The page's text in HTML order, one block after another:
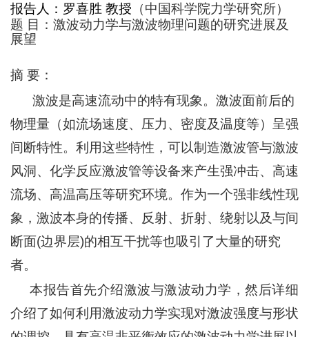
报告人： 罗喜胜 教授 （中国科学院力学研究所）
题 目：激波动力学与激波物理问题的研究进展及
展望
摘 要：
激波是高速流动中的特有现象。激波面前后的
物理量（如流场速度、压力、密度及温度等）呈强
间断特性。利用这些特性，可以制造激波管与激波
风洞、化学反应激波管等设备来产生强冲击、高速
流场、高温高压等研究环境。作为一个强非线性现
象，激波本身的传播、反射、折射、绕射以及与间
断面(边界层)的相互干扰等也吸引了大量的研究
者。
本报告首先介绍激波与激波动力学，然后详细
介绍了如何利用激波动力学实现对激波强度与形状